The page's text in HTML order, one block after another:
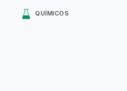
QUÍMICOS